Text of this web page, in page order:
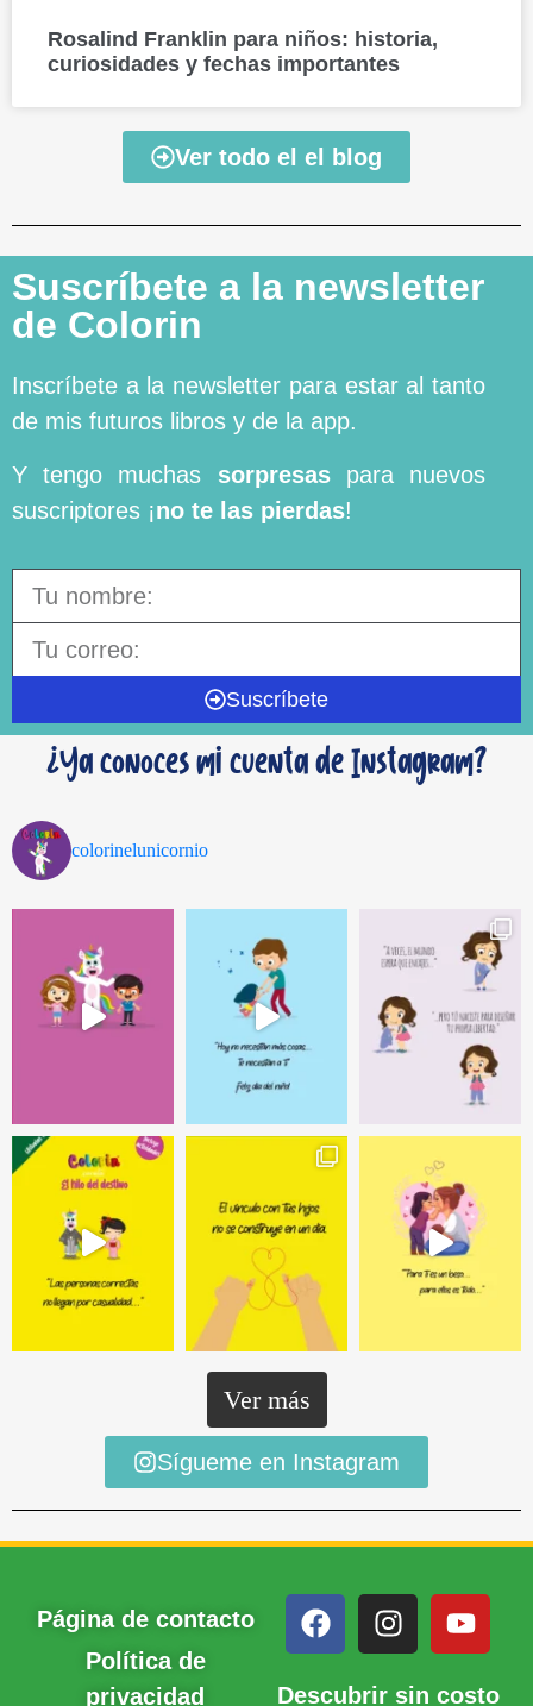
Rosalind Franklin para niños: historia,
curiosidades y fechas importantes
Ver todo el el blog
Suscríbete a la newsletter
de Colorin
Inscríbete a la newsletter para estar al tanto
de mis futuros libros y de la app.
Y tengo muchas sorpresaspara nuevos
suscriptores ¡no te las pierdas!
Suscríbete
¿Ya conoces mi cuenta de Instagram?
colorinelunicornio
Ver más
Sígueme en Instagram
Página de contacto
Política de
privacidad
Descubrir sin costo